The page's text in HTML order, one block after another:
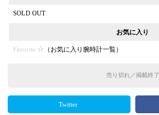
SOLD OUT
お気に入り
Favorite （お気に入り腕時計一覧）
売り切れ／掲載終了
Twitter